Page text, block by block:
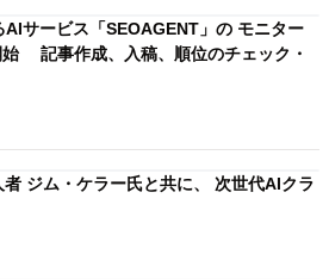
サービス「SEOAGENT」の モニター
記事作成、入稿、順位のチェック・
ジム・ケラー氏と共に、 次世代AIクラ